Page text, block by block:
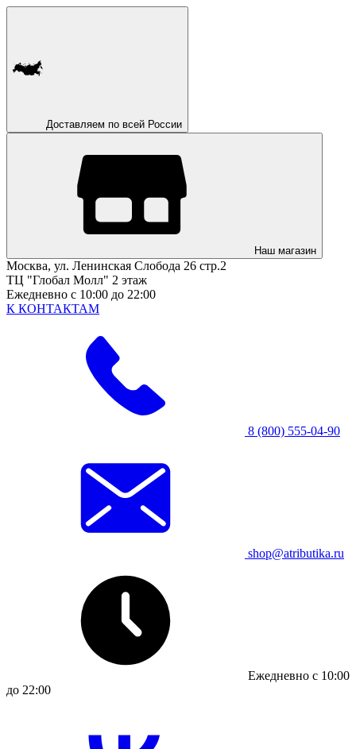
Доставляем по всей России
Наш магазин
Москва, ул. Ленинская Слобода 26 стр.2
ТЦ "Глобал Молл" 2 этаж
Ежедневно с 10:00 до 22:00
К КОНТАКТАМ
8 (800) 555-04-90
shop@atributika.ru
Ежедневно с 10:00
до 22:00